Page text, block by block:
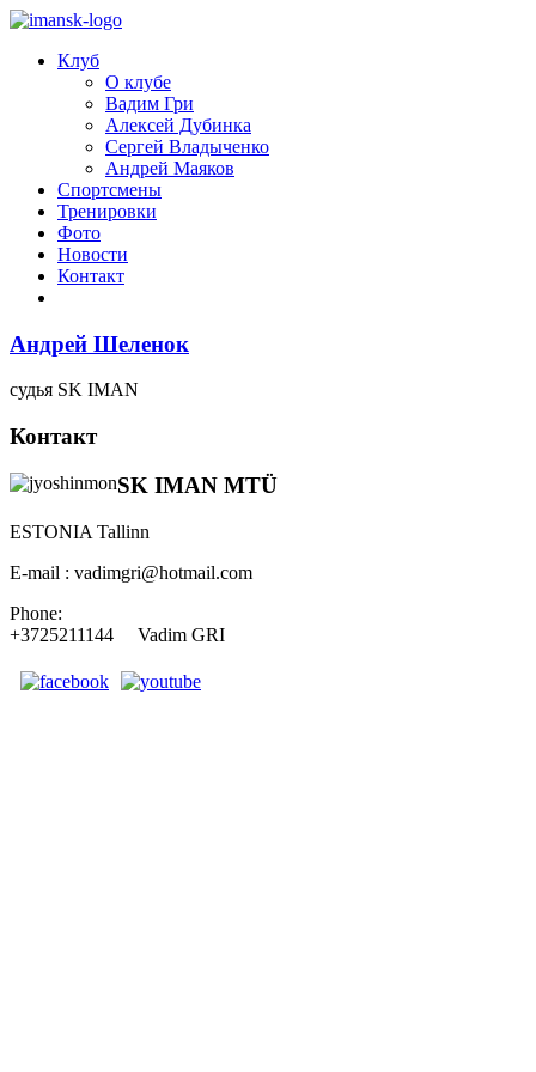
Клуб
О клубе
Вадим Гри
Алексей Дубинка
Сергей Владыченко
Андрей Маяков
Спортсмены
Тренировки
Фото
Новости
Контакт
Андрей Шеленок
судья SK IMAN
Контакт
SK IMAN MTÜ
ESTONIA Tallinn
E-mail : vadimgri@hotmail.com
Phone:
+3725211144 Vadim GRI